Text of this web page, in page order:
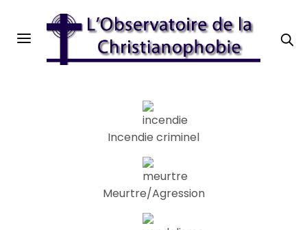
Incendie criminel
Meurtre/Agression